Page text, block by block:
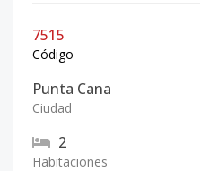
7515
Código
Punta Cana
Ciudad
2
Habitaciones